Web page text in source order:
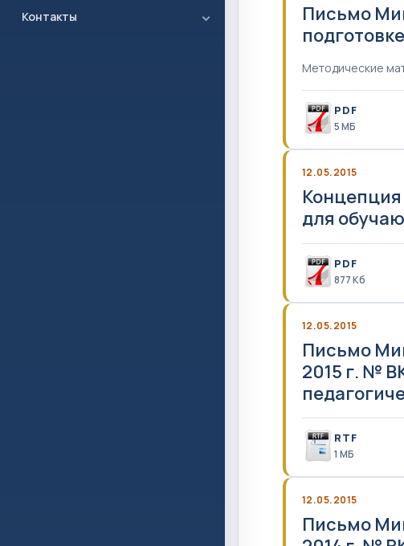
Контакты
Письмо
Методические
PDF
5 MБ
12.05.2015
Концепция
для
PDF
877 Кб
12.05.2015
Письмо
2015 г. №
RTF
1 MБ
12.05.2015
Письмо